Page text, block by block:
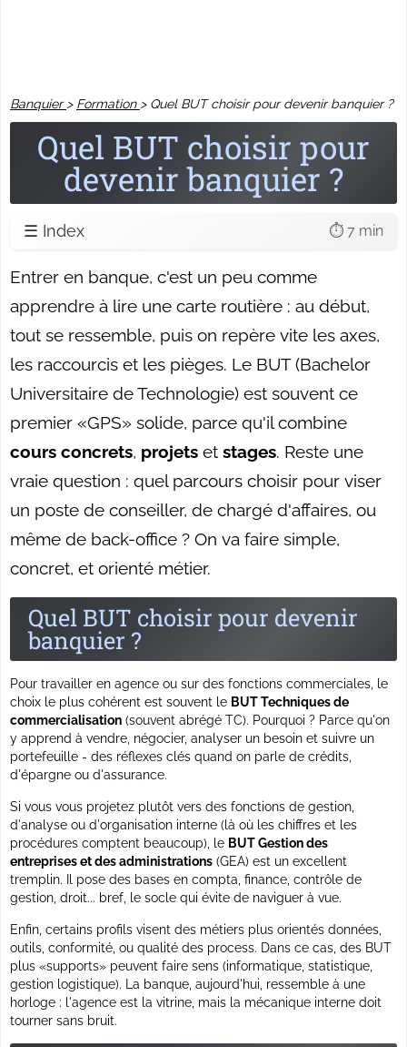
Banquier > Formation > Quel BUT choisir pour devenir banquier ?
Quel BUT choisir pour
devenir banquier ?
☰ Index ⏱️ 7 min
Entrer en banque, c'est un peu comme
apprendre à lire une carte routière : au début,
tout se ressemble, puis on repère vite les axes,
les raccourcis et les pièges. Le BUT (Bachelor
Universitaire de Technologie) est souvent ce
premier «GPS» solide, parce qu'il combine
cours concrets, projets et stages. Reste une
vraie question : quel parcours choisir pour viser
un poste de conseiller, de chargé d'affaires, ou
même de back-office ? On va faire simple,
concret, et orienté métier.
Quel BUT choisir pour devenir
banquier ?
Pour travailler en agence ou sur des fonctions commerciales, le
choix le plus cohérent est souvent le BUT Techniques de
commercialisation (souvent abrégé TC). Pourquoi ? Parce qu'on
y apprend à vendre, négocier, analyser un besoin et suivre un
portefeuille - des réflexes clés quand on parle de crédits,
d'épargne ou d'assurance.
Si vous vous projetez plutôt vers des fonctions de gestion,
d'analyse ou d'organisation interne (là où les chiffres et les
procédures comptent beaucoup), le BUT Gestion des
entreprises et des administrations (GEA) est un excellent
tremplin. Il pose des bases en compta, finance, contrôle de
gestion, droit... bref, le socle qui évite de naviguer à vue.
Enfin, certains profils visent des métiers plus orientés données,
outils, conformité, ou qualité des process. Dans ce cas, des BUT
plus «supports» peuvent faire sens (informatique, statistique,
gestion logistique). La banque, aujourd'hui, ressemble à une
horloge : l'agence est la vitrine, mais la mécanique interne doit
tourner sans bruit.